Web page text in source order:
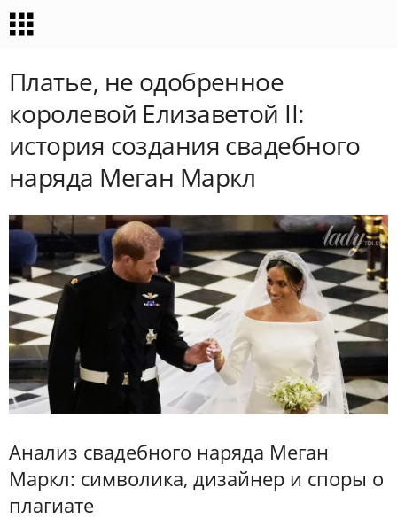
Платье, не одобренное
королевой Елизаветой II:
история создания свадебного
наряда Меган Маркл
Анализ свадебного наряда Меган
Маркл: символика, дизайнер и споры о
плагиате